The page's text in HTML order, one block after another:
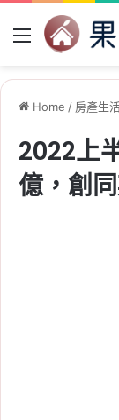
Menu
Home / 房產生
2022上
億，創